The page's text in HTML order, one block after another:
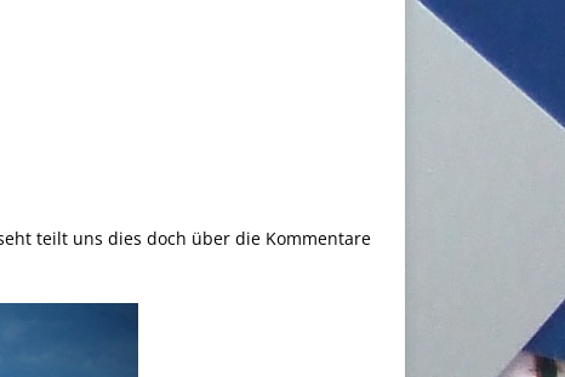
teilt uns dies doch über die Kommentare